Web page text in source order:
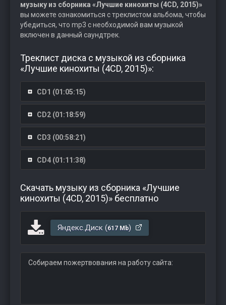
музыку из сборника «Лучшие кинохиты (4CD, 2015)»
вы можете ознакомиться с треклистом альбома, чтобы
убедиться, что mp3 с необходимой вам музыкой
включен в данный саундтрек.
Треклист диска с музыкой из сборника
«Лучшие кинохиты (4CD, 2015)»:
CD1 (01:05:15)
CD2 (01:18:59)
CD3 (00:58:21)
CD4 (01:11:38)
Скачать музыку из сборника «Лучшие
кинохиты (4CD, 2015)» бесплатно
Яндекс.Диск (617 Mb)
Собираем пожертвования на работу сайта: